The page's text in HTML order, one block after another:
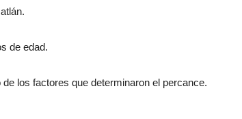
de edad.
los factores que determinaron el percance.